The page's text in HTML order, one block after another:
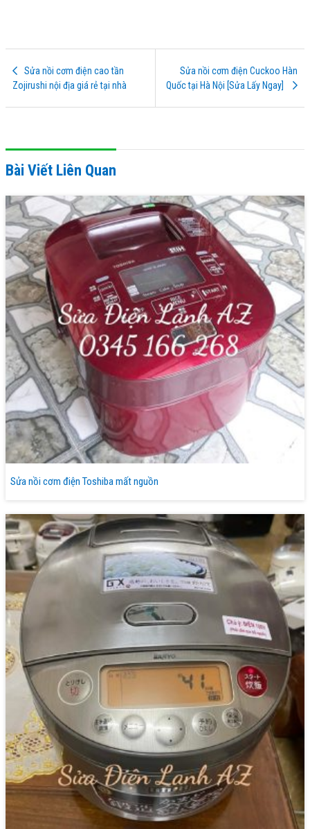
Sửa nồi cơm điện cao tần
Zojirushi nội địa giá rẻ tại nhà
Sửa nồi cơm điện Cuckoo Hàn
Quốc tại Hà Nội [Sửa Lấy Ngay]
Bài Viết Liên Quan
Sửa nồi cơm điện Toshiba mất nguồn